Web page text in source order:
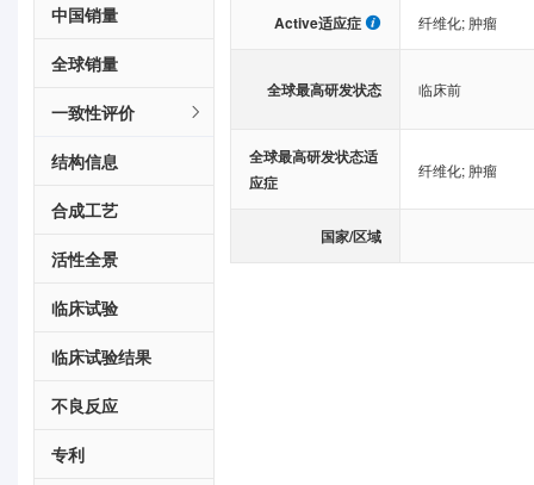
中国销量
全球销量
一致性评价
结构信息
合成工艺
活性全景
临床试验
临床试验结果
不良反应
专利
Active适应症 纤维化; 肿瘤
全球最高研发状态 临床前
全球最高研发状态适
应症
纤维化; 肿瘤
国家/区域